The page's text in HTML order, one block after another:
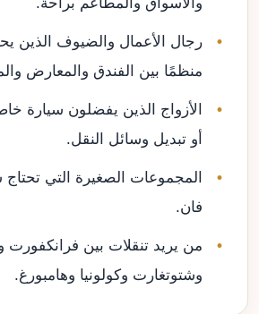
رجال الأعمال والضيوف الذين
منظمًا بين الفندق والمعارض
الأزواج الذين يفضلون سيارة
أو تبديل وسائل النقل.
المجموعات الصغيرة التي
فان.
من يريد تنقلات بين فرانكفورت
وشتوتغارت وكولونيا وهامبورغ.